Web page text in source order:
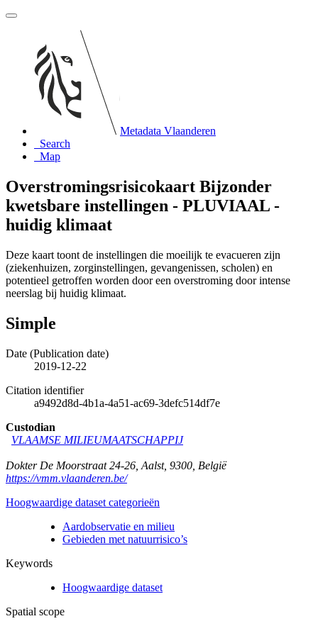
Metadata Vlaanderen
Search
Map
Overstromingsrisicokaart Bijzonder
kwetsbare instellingen - PLUVIAAL -
huidig klimaat
Deze kaart toont de instellingen die moeilijk te evacueren zijn
(ziekenhuizen, zorginstellingen, gevangenissen, scholen) en
potentieel getroffen worden door een overstroming door intense
neerslag bij huidig klimaat.
Simple
Date (Publication date)
2019-12-22
Citation identifier
a9492d8d-4b1a-4a51-ac69-3defc514df7e
Custodian
VLAAMSE MILIEUMAATSCHAPPIJ
Dokter De Moorstraat 24-26 Aalst, 9300 België
https://vmm.vlaanderen.be/
Hoogwaardige dataset categorieën
Aardobservatie en milieu
Gebieden met natuurrisico’s
Keywords
Hoogwaardige dataset
Spatial scope